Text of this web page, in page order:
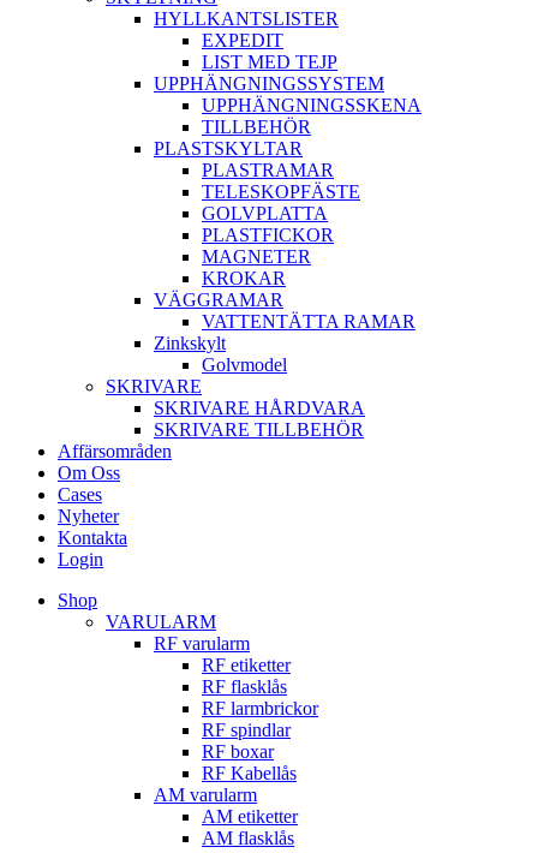
HYLLKANTSLISTER
EXPEDIT
LIST MED TEJP
UPPHÄNGNINGSSYSTEM
UPPHÄNGNINGSSKENA
TILLBEHÖR
PLASTSKYLTAR
PLASTRAMAR
TELESKOPFÄSTE
GOLVPLATTA
PLASTFICKOR
MAGNETER
KROKAR
VÄGGRAMAR
VATTENTÄTTA RAMAR
Zinkskylt
Golvmodel
SKRIVARE
SKRIVARE HÅRDVARA
SKRIVARE TILLBEHÖR
Affärsområden
Om Oss
Cases
Nyheter
Kontakta
Login
Shop
VARULARM
RF varularm
RF etiketter
RF flasklås
RF larmbrickor
RF spindlar
RF boxar
RF Kabellås
AM varularm
AM etiketter
AM flasklås